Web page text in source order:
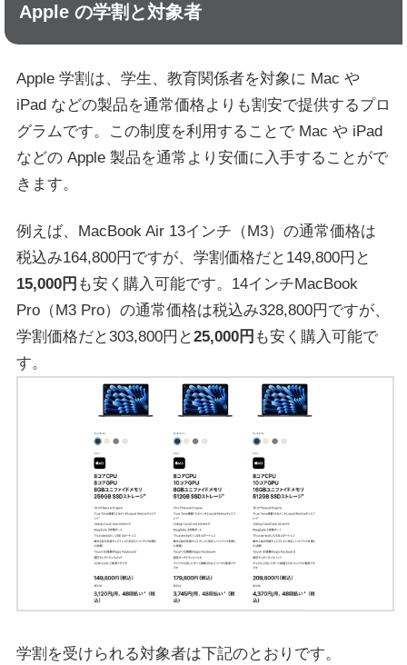
Apple の学割と対象者
Apple 学割は、学生、教育関係者を対象に Mac や
iPad などの製品を通常価格よりも割安で提供するプロ
グラムです。この制度を利用することで Mac や iPad
などの Apple 製品を通常より安価に入手することがで
きます。
例えば、MacBook Air 13インチ（M3）の通常価格は
税込み164,800円ですが、学割価格だと149,800円と
15,000円 も安く購入可能です。14インチMacBook
Pro（M3 Pro）の通常価格は税込み328,800円ですが、
学割価格だと303,800円と25,000円 も安く購入可能で
す。
学割を受けられる対象者は下記のとおりです。